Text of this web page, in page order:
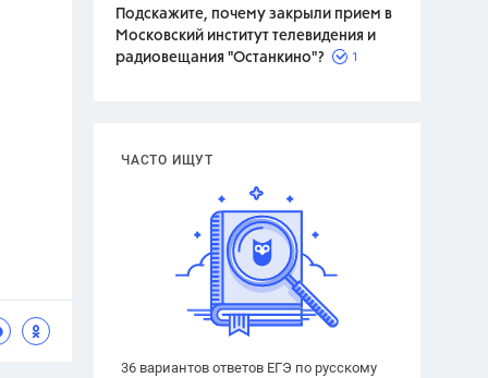
Подскажите, почему закрыли прием в
Московский институт телевидения и
радиовещания "Останкино"?
1
ЧАСТО ИЩУТ
36 вариантов ответов ЕГЭ по русскому